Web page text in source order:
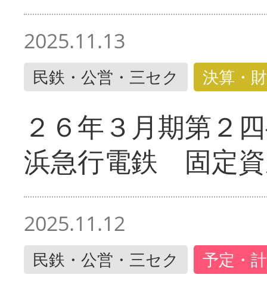
2025.11.13
民鉄・公営・三セク 決算・
２６年３月期第２
浜急行電鉄 固定
2025.11.12
民鉄・公営・三セク 予定・